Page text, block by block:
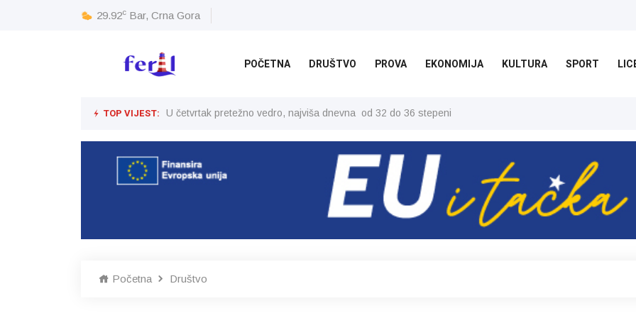
29.92c Bar, Crna Gora
POČETNA DRUŠTVO PROVA EKONOMIJA KULTURA SPORT
TOP VIJEST: U četvrtak pretežno vedro, najviša dnevna od 32 do 36 stepeni
Početna Društvo